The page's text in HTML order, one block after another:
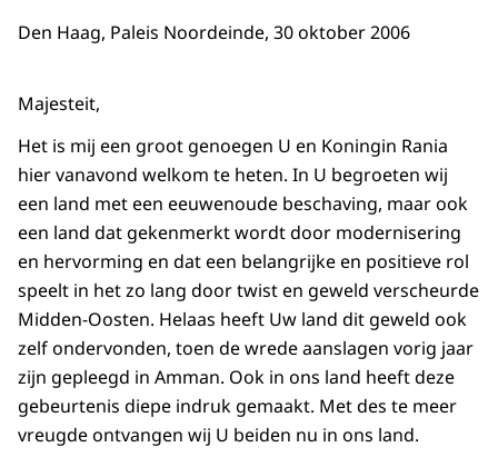
Den Haag, Paleis Noordeinde, 30 oktober 2006
Majesteit,
Het is mij een groot genoegen U en Koningin Rania
hier vanavond welkom te heten. In U begroeten wij
een land met een eeuwenoude beschaving, maar ook
een land dat gekenmerkt wordt door modernisering
en hervorming en dat een belangrijke en positieve rol
speelt in het zo lang door twist en geweld verscheurde
Midden-Oosten. Helaas heeft Uw land dit geweld ook
zelf ondervonden, toen de wrede aanslagen vorig jaar
zijn gepleegd in Amman. Ook in ons land heeft deze
gebeurtenis diepe indruk gemaakt. Met des te meer
vreugde ontvangen wij U beiden nu in ons land.